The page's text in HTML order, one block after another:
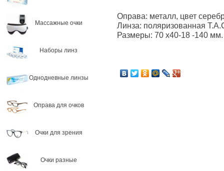
Массажные очки
Наборы линз
Однодневные линзы
Оправа для очков
Очки для зрения
Очки разные
Оправа: металл, цвет
Линза: поляризованная
Размеры: 70 х40-18 -140 мм.